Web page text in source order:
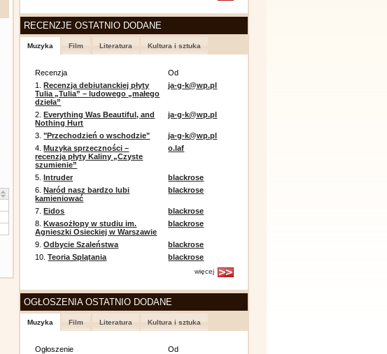
RECENZJE OSTATNIO DODANE
Muzyka Film Literatura Kultura i sztuka
Recenzja
Od
1.Recenzja debiutanckiej płyty
Tulia „Tulia” – ludowego „małego
dzieła”
ja-g-k@wp.pl
2.Everything Was Beautiful, and
Nothing Hurt
ja-g-k@wp.pl
3."Przechodzień o wschodzie"
ja-g-k@wp.pl
4.Muzyka sprzeczności –
recenzja płyty Kaliny „Czyste
szumienie”
o.laf
5.Intruder
blackrose
6.Naród nasz bardzo lubi
kamieniować
blackrose
7.Eidos
blackrose
8.Kwasożłopy w studiu im.
Agnieszki Osieckiej w Warszawie
blackrose
9.Odbycie Szaleństwa
blackrose
10.Teoria Splątania blackrose
więcej
OGŁOSZENIA OSTATNIO DODANE
Muzyka Film Literatura Kultura i sztuka
Ogłoszenie
Od